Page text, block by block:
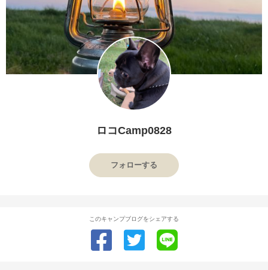
ロコCamp0828
フォローする
このキャンプブログをシェアする